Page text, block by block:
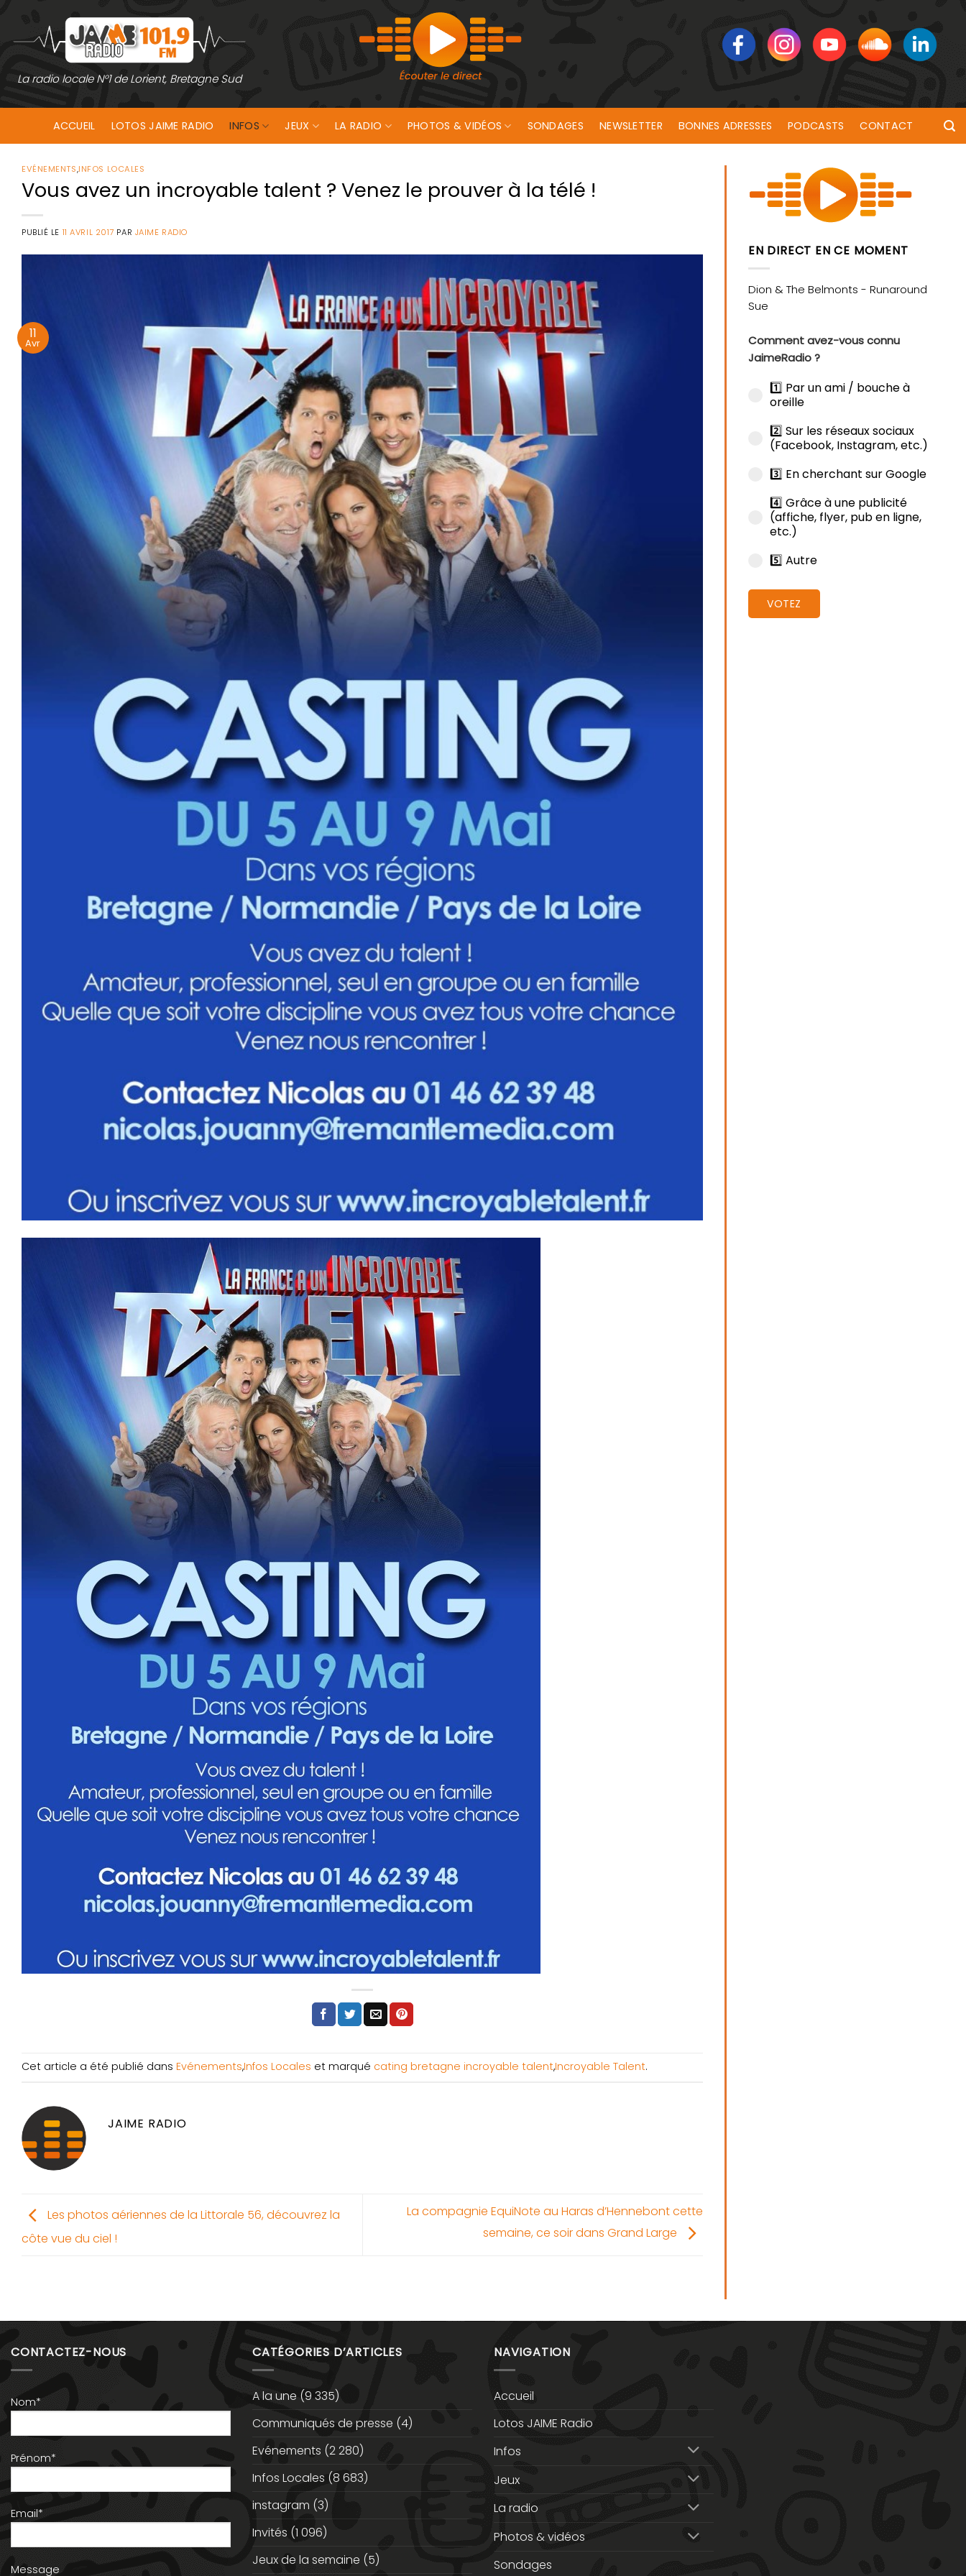
contenu
La radio locale N°1 de Lorient, Bretagne Sud
ACCUEIL LOTOS JAIME RADIO INFOS JEUX LA RADIO PHOTOS & VIDÉOS SONDAGES NEWSLETTER BONNES ADRESSES PODCASTS CONTACT
EVÉNEMENTS,INFOS LOCALES
Vous avez un incroyable talent ? Venez le prouver à la télé !
PUBLIÉ LE 11 AVRIL 2017 PAR JAIME RADIO
11
Avr
Cet article a été publié dans Evénements,Infos Locales et marqué cating bretagne incroyable talent,Incroyable Talent.
JAIME RADIO
Les photos aériennes de la Littorale 56, découvrez la
côte vue du ciel !
La compagnie EquiNote au Haras d’Hennebont cette
semaine, ce soir dans Grand Large
EN DIRECT EN CE MOMENT
Comment avez-vous connu
JaimeRadio ?
1️⃣ Par un ami / bouche à
oreille
2️⃣ Sur les réseaux sociaux
(Facebook, Instagram, etc.)
3️⃣ En cherchant sur Google
4️⃣ Grâce à une publicité
(affiche, flyer, pub en ligne,
etc.)
5️⃣ Autre
VOTEZ
CONTACTEZ-NOUS
Nom*
Prénom*
Email*
Message
CATÉGORIES D’ARTICLES
A la une (9 335)
Communiqués de presse (4)
Evénements (2 280)
Infos Locales (8 683)
instagram (3)
Invités (1 096)
Jeux de la semaine (5)
NAVIGATION
Accueil
Lotos JAIME Radio
Infos
Jeux
La radio
Photos & vidéos
Sondages